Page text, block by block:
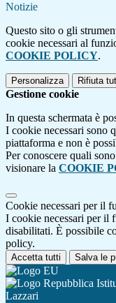
Notizie
Questo sito o gli
cookie necessari al
COOKIE POLICY.
Personalizza Rifiuta
Gestione cookie
In questa schermata è
I cookie necessari sono
piattaforma e non è
Per conoscere quali
visionare la COOKIE
Cookie necessari per il
I cookie necessari per il
disabilitati. È possibile
policy.
Accetta tutti Salva le
Lazzari